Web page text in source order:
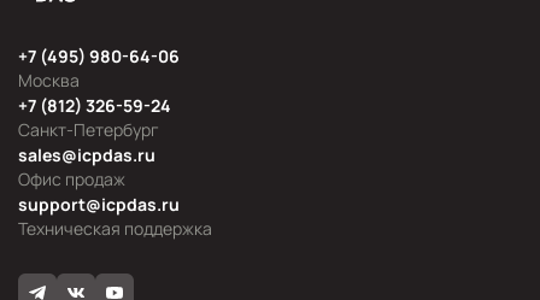
Москва
+7 (495) 980-64-06
Офис продаж
sales@icpdas.ru
Санкт-Петербург
+7 (812) 326-59-24
Техническая поддержка
support@icpdas.ru